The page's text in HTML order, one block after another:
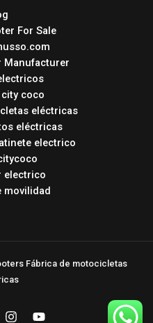
For Sale
Manufacturer
coco
eléctricas
eléctricas
electrico
electrico
movilidad
Fábrica de motocicletas